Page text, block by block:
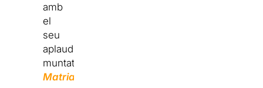
amb
el
seu
aplaudit
muntatge
Matria